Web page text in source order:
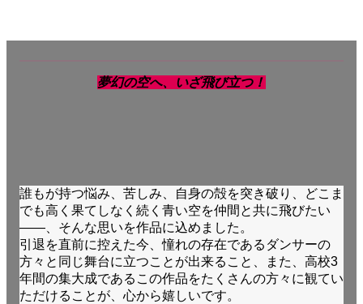
夢幻の空へ、いざ飛び立つ！
誰もが持つ悩み、苦しみ、自身の殻を突き破り、どこま
でも高く果てしなく続く青い空を仲間と共に飛びたい
――、そんな思いを作品に込めました。
引退を直前に控えた今、憧れの存在であるダンサーの
方々と同じ舞台に立つことが出来ること、また、高校3
年間の集大成であるこの作品をたくさんの方々に観てい
ただけることが、心から嬉しいです。